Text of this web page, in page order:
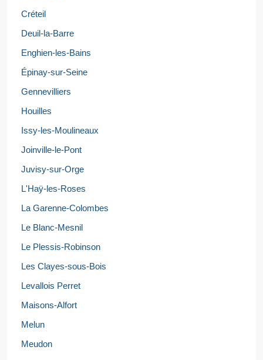
Créteil
Deuil-la-Barre
Enghien-les-Bains
Épinay-sur-Seine
Gennevilliers
Houilles
Issy-les-Moulineaux
Joinville-le-Pont
Juvisy-sur-Orge
L'Haÿ-les-Roses
La Garenne-Colombes
Le Blanc-Mesnil
Le Plessis-Robinson
Les Clayes-sous-Bois
Levallois Perret
Maisons-Alfort
Melun
Meudon